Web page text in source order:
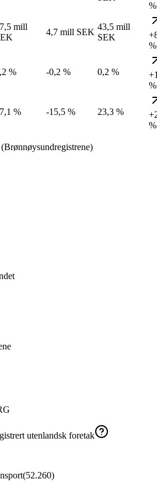
%
mill
4,7 mill SEK
43,5 mill
SEK
%
% -0,2 % 0,2 %
%
%
-15,5 % 23,3 %
%
utenlandsk foretak
(52.260)